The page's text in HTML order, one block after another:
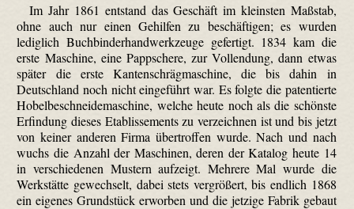
Im Jahr 1861 entstand das Geschäft im kleinsten Maßstab,
ohne auch nur einen Gehilfen zu beschäftigen; es wurden
lediglich Buch­binder­hand­werk­zeuge gefertigt. 1834 kam die
erste Maschine, eine Pappschere, zur Vollendung, dann etwas
später die erste Kantenschrägmaschine, die bis dahin in
Deutschland noch nicht eingeführt war. Es folgte die patentierte
Hobel­beschneide­maschine, welche heute noch als die schönste
Erfindung dieses Etablissements zu verzeichnen ist und bis jetzt
von keiner anderen Firma übertroffen wurde. Nach und nach
wuchs die Anzahl der Maschinen, deren der Katalog heute 14
in verschiedenen Mustern aufzeigt. Mehrere Mal wurde die
Werkstätte gewechselt, dabei stets vergrößert, bis endlich 1868
ein eigenes Grundstück erworben und die jetzige Fabrik gebaut